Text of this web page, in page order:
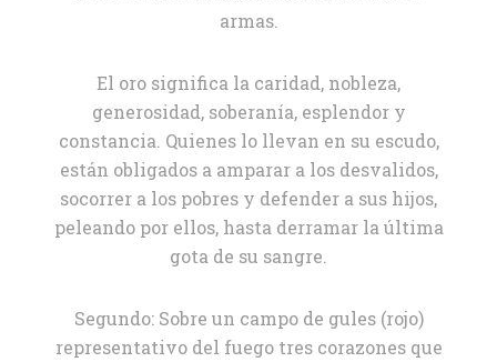
armas.
El oro significa la caridad, nobleza,
generosidad, soberanía, esplendor y
constancia. Quienes lo llevan en su escudo,
están obligados a amparar a los desvalidos,
socorrer a los pobres y defender a sus hijos,
peleando por ellos, hasta derramar la última
gota de su sangre.
Segundo: Sobre un campo de gules (rojo)
representativo del fuego tres corazones que